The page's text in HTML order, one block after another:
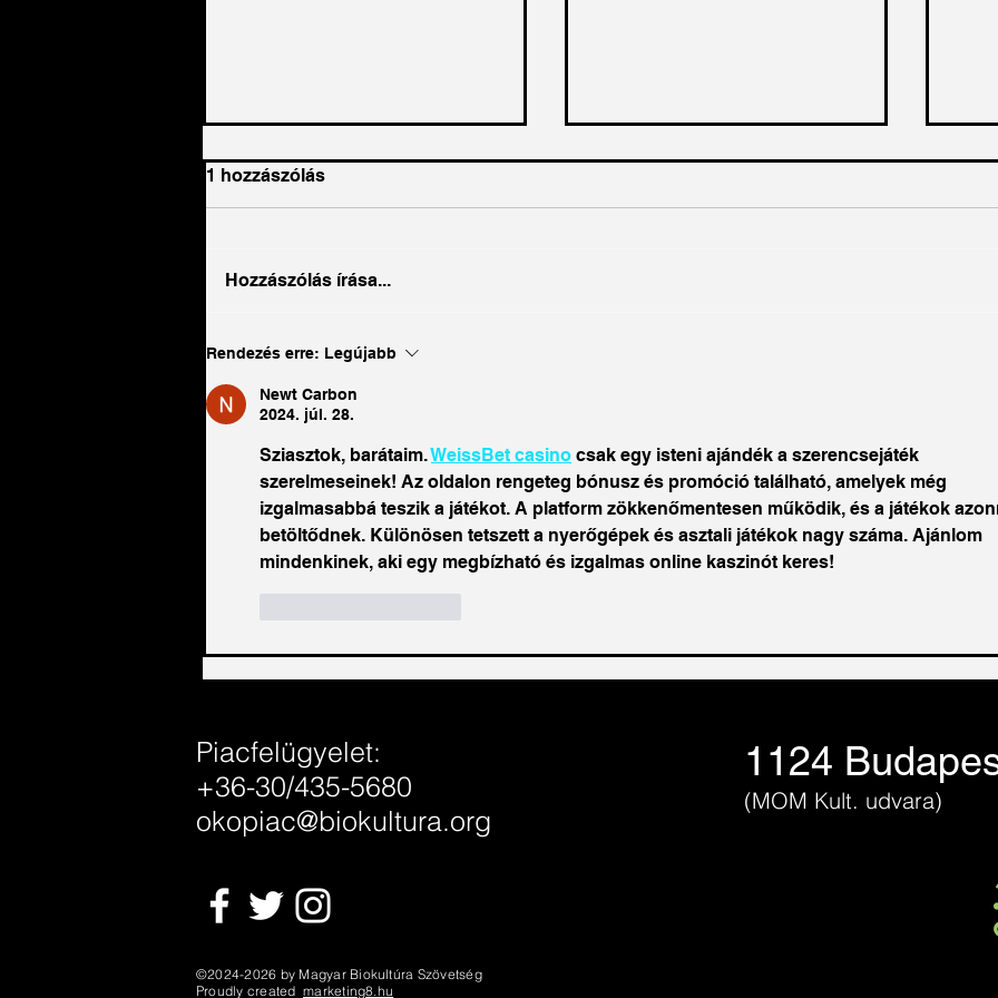
gazdaságot úgy felépíteni,
hogy az önmagát tartsa
életben!
1 hozzászólás
Hozzászólás írása...
Rendezés erre: Legújabb
Newt Carbon
2024. júl. 28.
Sziasztok, barátaim. WeissBet casino csak egy isteni ajándék a szerencsejáték
szerelmeseinek! Az oldalon rengeteg bónusz és promóció található, amelyek még
izgalmasabbá teszik a játékot. A platform zökkenőmentesen működik, és a játékok
betöltődnek. Különösen tetszett a nyerőgépek és asztali játékok nagy száma. Ajánlom
mindenkinek, aki egy megbízható és izgalmas online kaszinót keres!
Piacfelügyelet:
+36-30/435-5680
okopiac@biokultura.org
©2024-2026 by Magyar Biokultúra Szövetség
Proudly createdmarketing8.hu
1124
(MOM Kult. udvara)